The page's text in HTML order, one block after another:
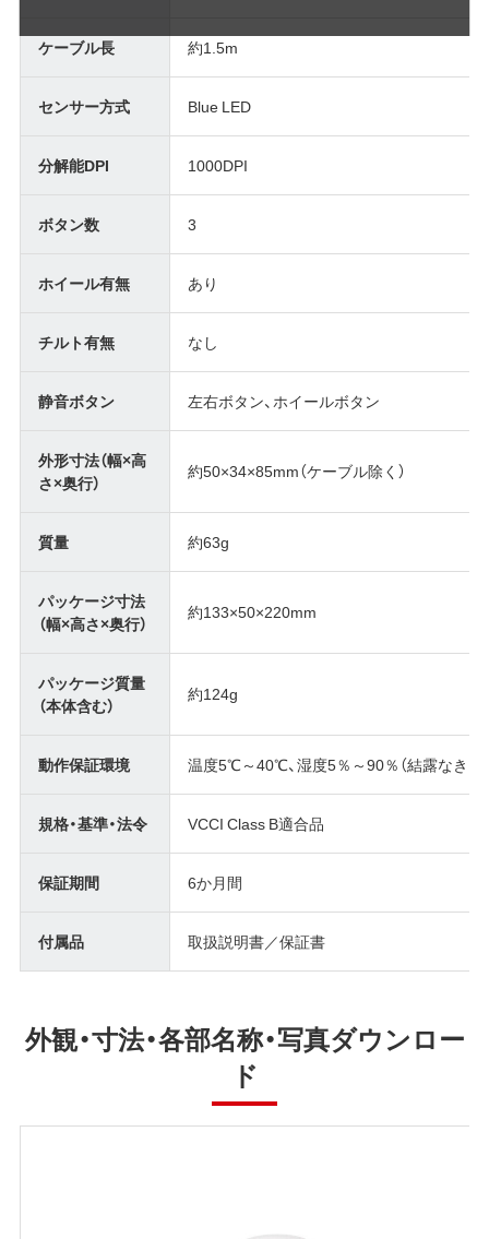
ケーブル長 約1.5m
センサー方式 Blue LED
分解能DPI 1000DPI
ボタン数 3
ホイール有無 あり
チルト有無 なし
静音ボタン 左右ボタン、ホイールボタン
外形寸法（幅×高
さ×奥行）
約50×34×85mm（ケーブル除く）
質量 約63g
パッケージ寸法
（幅×高さ×奥行）
約133×50×220mm
パッケージ質量
（本体含む）
約124g
動作保証環境 温度5℃～40℃、湿度5％～90％（結露なきこ
規格・基準・法令 VCCI Class B適合品
保証期間 6か月間
付属品 取扱説明書／保証書
外観・寸法・各部名称・写真ダウンロー
ド